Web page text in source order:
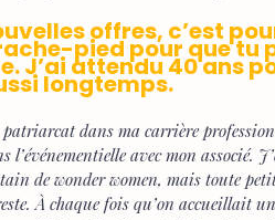
offres, c’est
pied pour que tu
J’ai attendu 40 ans
longtemps.
dans ma carrière
avec mon associé.
de wonder women, mais toute
À chaque fois qu’on accueillait